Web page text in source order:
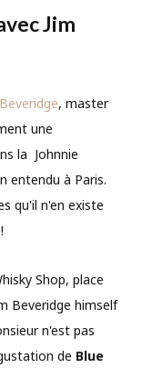
Jim
, master
une
la Johnnie
entendu à Paris.
qu'il n'en existe
Shop, place
Beveridge himself
n'est pas
de Blue